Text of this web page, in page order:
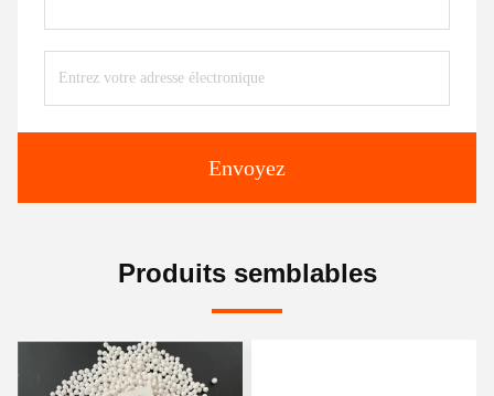
Envoyez
Produits semblables